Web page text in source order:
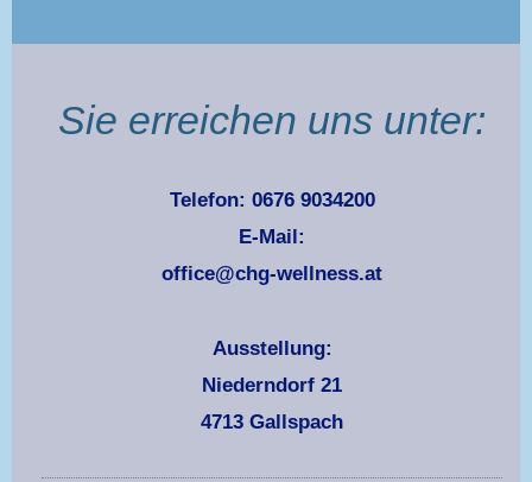
Sie erreichen uns unter:
Telefon: 0676 9034200
E-Mail:
office@chg-wellness.at
Ausstellung:
Niederndorf 21
4713 Gallspach